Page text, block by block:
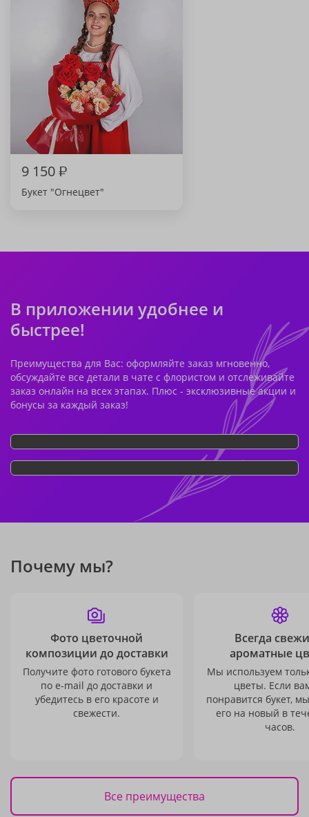
9 150₽
Букет "Огнецвет"
В приложении удобнее и
быстрее!
Преимущества для Вас: оформляйте заказ мгновенно,
обсуждайте все детали в чате с флористом и отслеживайте
заказ онлайн на всех этапах. Плюс - эксклюзивные акции и
бонусы за каждый заказ!
Почему мы?
Фото цветочной
композиции до доставки
Получите фото готового букета
по e-mail до доставки и
убедитесь в его красоте и
свежести.
Всегда
ароматные
Мы используем
цветы. Если
понравится букет,
его на новый в
часов.
Все преимущества